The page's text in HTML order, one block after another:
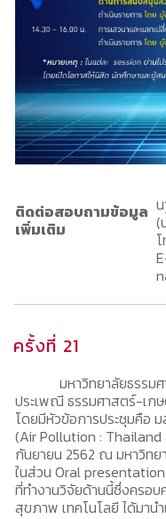
ติดต่อสอบถามข้อมูล
เพิ่มเติม
(
ครั้งที่ 21
มหาวิทยาลัยธรรม
ประเพณี ธรรมศาสตร์-เก
โดยมีหัวข้อการประชุมคือ
(Air Pollution : Thailand
กันยายน 2562 ณ มหาวิทย
ในส่วน Oral presentation
ที่ทำงานวิจัยด้านนี้ซึ่งครอ
สุขภาพ เทคโนโลยี ได้มาน